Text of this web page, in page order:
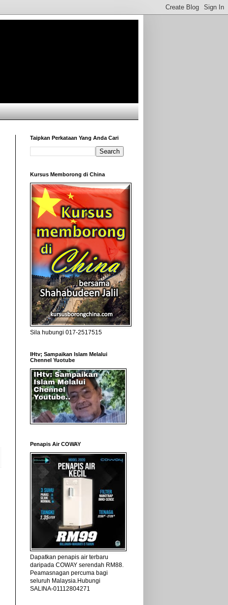
Taipkan Perkataan Yang Anda Cari
Kursus Memborong di China
Sila hubungi 017-2517515
IHtv; Sampaikan Islam Melalui
Chennel Yuotube
Penapis Air COWAY
Dapatkan penapis air terbaru
daripada COWAY serendah RM88.
Peamasnagan percuma bagi
seluruh Malaysia.Hubungi
SALINA-01112804271